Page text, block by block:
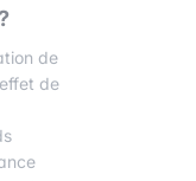
de
de